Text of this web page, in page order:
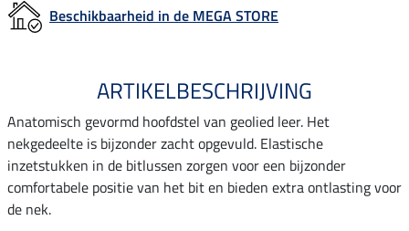
Beschikbaarheid in de MEGA STORE
ARTIKELBESCHRIJVING
Anatomisch gevormd hoofdstel van geolied leer. Het
nekgedeelte is bijzonder zacht opgevuld. Elastische
inzetstukken in de bitlussen zorgen voor een bijzonder
comfortabele positie van het bit en bieden extra ontlasting voor
de nek.